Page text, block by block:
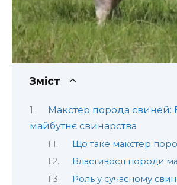
Зміст
Макстер порода свиней:
майбутнє свинарства
Що таке макстер
Властивості породи
Роль у сучасному